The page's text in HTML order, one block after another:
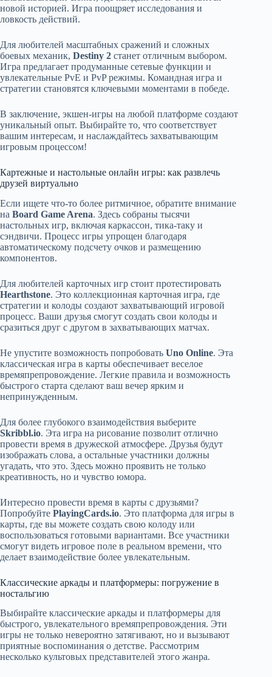
новой историей. Игра поощряет исследования и
ловкость действий.
Для любителей масштабных сражений и сложных
боевых механик, Destiny 2 станет отличным выбором.
Игра предлагает продуманные сетевые функции и
увлекательные PvE и PvP режимы. Командная игра и
стратегии становятся ключевыми моментами в победе.
В заключение, экшен-игры на любой платформе создают
уникальный опыт. Выбирайте то, что соответствует
вашим интересам, и наслаждайтесь захватывающим
игровым процессом!
Картежные и настольные онлайн игры: как развлечь
друзей виртуально
Если ищете что-то более ритмичное, обратите внимание
на Board Game Arena. Здесь собраны тысячи
настольных игр, включая каркассон, тика-таку и
сэндвичи. Процесс игры упрощен благодаря
автоматическому подсчету очков и размещению
компонентов.
Для любителей карточных игр стоит протестировать
Hearthstone. Это коллекционная карточная игра, где
стратегии и колоды создают захватывающий игровой
процесс. Ваши друзья смогут создать свои колоды и
сразиться друг с другом в захватывающих матчах.
Не упустите возможность попробовать Uno Online. Эта
классическая игра в карты обеспечивает веселое
времяпрепровождение. Легкие правила и возможность
быстрого старта сделают ваш вечер ярким и
непринужденным.
Для более глубокого взаимодействия выберите
Skribbl.io. Эта игра на рисование позволит отлично
провести время в дружеской атмосфере. Друзья будут
изображать слова, а остальные участники должны
угадать, что это. Здесь можно проявить не только
креативность, но и чувство юмора.
Интересно провести время в карты с друзьями?
Попробуйте PlayingCards.io. Это платформа для игры в
карты, где вы можете создать свою колоду или
воспользоваться готовыми вариантами. Все участники
смогут видеть игровое поле в реальном времени, что
делает взаимодействие более увлекательным.
Классические аркады и платформеры: погружение в
ностальгию
Выбирайте классические аркады и платформеры для
быстрого, увлекательного времяпрепровождения. Эти
игры не только невероятно затягивают, но и вызывают
приятные воспоминания о детстве. Рассмотрим
несколько культовых представителей этого жанра.